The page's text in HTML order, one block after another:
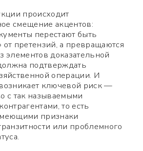
происходит
смещение акцентов:
перестают быть
от претензий, а превращаются
элементов доказательной
подтверждать
операции. И
ключевой риск —
с так называемыми
то есть
признаки
или проблемного